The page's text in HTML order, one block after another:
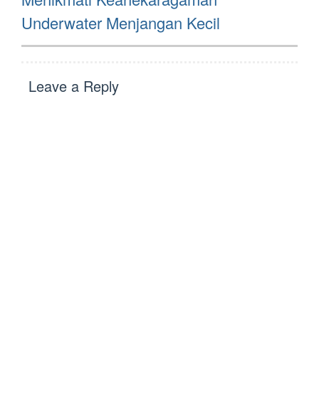
post:
Underwater Menjangan Kecil
Leave a Reply